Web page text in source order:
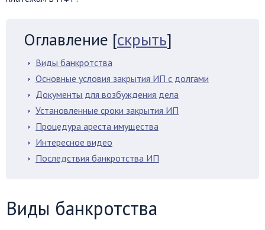
Оглавление [скрыть]
Виды банкротства
Основные условия закрытия ИП с долгами
Документы для возбуждения дела
Установленные сроки закрытия ИП
Процедура ареста имущества
Интересное видео
Последствия банкротства ИП
Виды банкротства